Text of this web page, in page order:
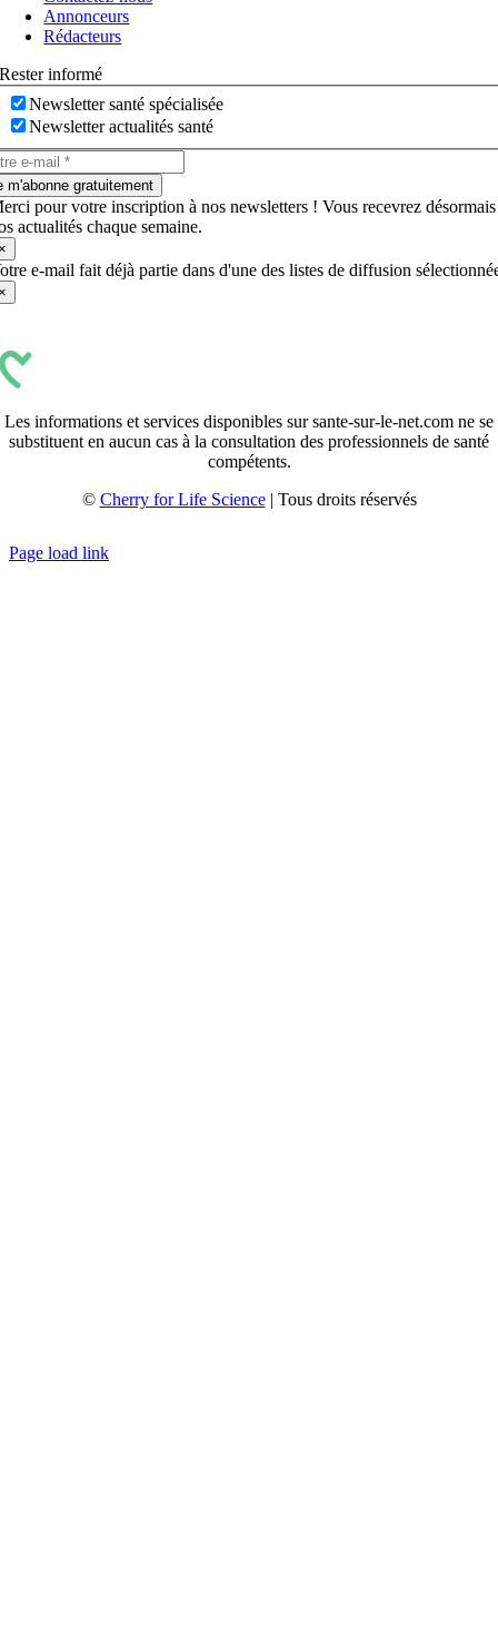
bascule
Annonceurs
Rédacteurs
Rester informé
Newsletter santé spécialisée
Newsletter actualités santé
m'abonne gratuitement
pour votre inscription à nos newsletters ! Vous recevrez désormais
actualités chaque semaine.
e-mail fait déjà partie dans d'une des listes de diffusion
Les informations et services disponibles sur sante-sur-le-net.com ne se
substituent en aucun cas à la consultation des professionnels de santé
compétents.
© Cherry for Life Science| Tous droits réservés
Page load link